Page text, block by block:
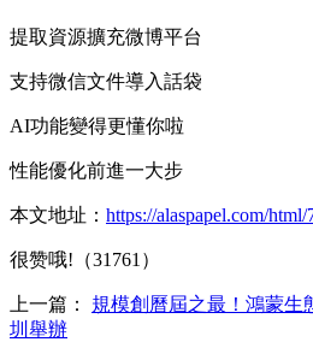
提取資源擴充微博平台
支持微信文件導入話袋
AI功能變得更懂你啦
性能優化前進一大步
本文地址： https://alaspapel.com/
很赞哦!（31761）
上一篇： 規模創曆屆之最！鴻蒙生
圳舉辦